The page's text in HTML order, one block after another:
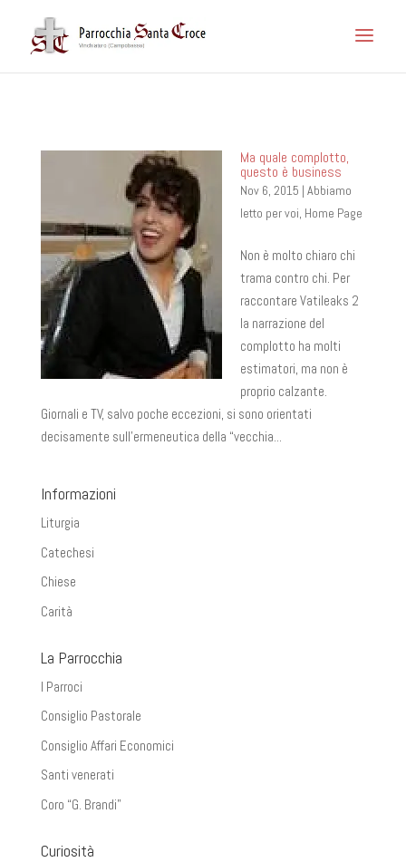
Ma quale complotto,
questo è business
Nov 6, 2015 | Abbiamo
letto per voi, Home Page
Non è molto chiaro chi
trama contro chi. Per
raccontare Vatileaks 2
la narrazione del
complotto ha molti
estimatori, ma non è
proprio calzante.
Giornali e TV, salvo poche eccezioni, si sono orientati
decisamente sull’ermeneutica della “vecchia...
Informazioni
Liturgia
Catechesi
Chiese
Carità
La Parrocchia
I Parroci
Consiglio Pastorale
Consiglio Affari Economici
Santi venerati
Coro “G. Brandi”
Curiosità